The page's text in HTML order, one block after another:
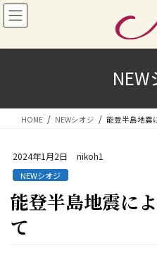
コ
ン
ン
キ
ナ
ビ
ー
に
HOME NEWシオジ 能登半島地震
2024年1月2日 nikoh1
NEWシオジ
能登半島地震に
て